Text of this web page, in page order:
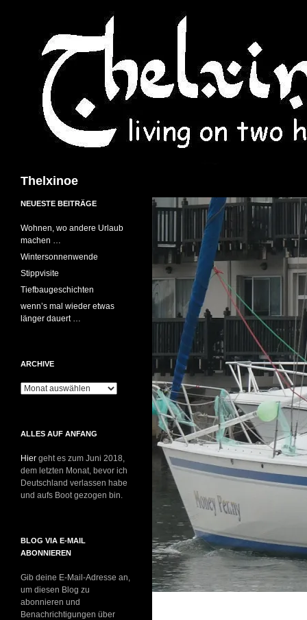
Thelxinoe
NEUESTE BEITRÄGE
Wohnen, wo andere Urlaub
machen …
Wintersonnenwende
Stippvisite
Tiefbaugeschichten
wenn’s mal wieder etwas
länger dauert …
ARCHIVE
Archive
ALLES AUF ANFANG
Hier geht es zum Juni 2018,
dem letzten Monat, bevor ich
Deutschland verlassen habe
und aufs Boot gezogen bin.
BLOG VIA E-MAIL
ABONNIEREN
Gib deine E-Mail-Adresse an,
um diesen Blog zu
abonnieren und
Benachrichtigungen über